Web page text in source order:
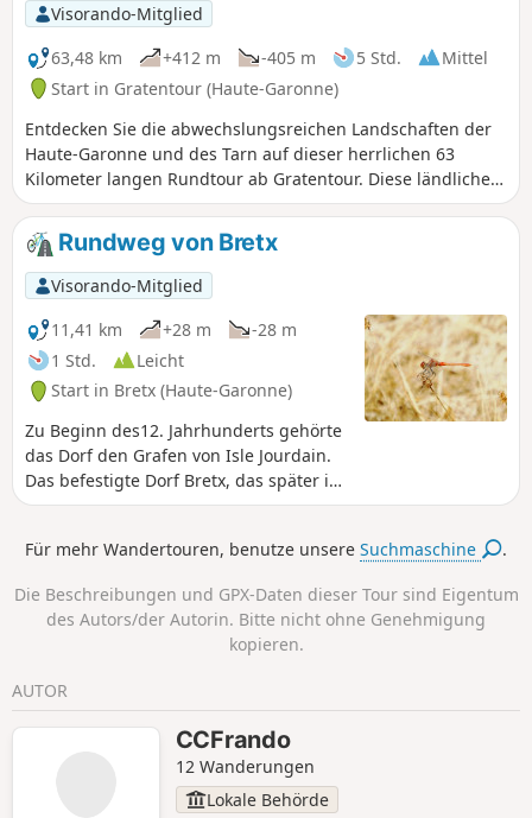
Visorando-Mitglied
63,48 km
+412 m -405 m 5 Std.
Mittel
Start in Gratentour (Haute-Garonne)
Entdecken Sie die abwechslungsreichen Landschaften der
Haute-Garonne und des Tarn auf dieser herrlichen 63
Kilometer langen Rundtour ab Gratentour. Diese ländliche
Route führt Sie durch Hügel, Felder und entlang von
Wasserläufen bis zur historischen Stadt Villemur-sur-Tarn,
bevor es durch die grüne Gegend von Buzet-sur-Tarn
wieder hinuntergeht. Ideal für Radtouristen, die
architektonisches Erbe und ländliche Panoramen suchen,
bietet diese Tour ein Konzentrat an Authentizität vor den
Toren von Toulouse.
Rundweg von Bretx
Visorando-Mitglied
11,41 km
+28 m
-28 m
1 Std.
Leicht
Start in Bretx (Haute-Garonne)
Zu Beginn des12. Jahrhunderts gehörte
das Dorf den Grafen von Isle Jourdain.
Das befestigte Dorf Bretx, das später in
den Besitz der Könige von Frankreich
verschiedener Lehnsherren: der Familie
Familie Le Mazuyer im18. Jahrhundert
und der Familie de Belbèze vor der
Revolution. Bretx erlebte im19.
Jahrhundert einen Aufschwung, von
dem die meisten Gebäude des Ortes
zeugen. Nach dem Niedergang im
letzten Jahrhundert erlebt das Dorf nun
einen neuen Aufschwung, da es neue
Einwohner willkommen heißt.
Für mehr Wandertouren, benutze unsereSuchmaschine .
Die Beschreibungen und GPX-Daten dieser Tour sind Eigentum
des Autors/der Autorin. Bitte nicht ohne Genehmigung
kopieren.
AUTOR
CCFrando
12 Wanderungen
Lokale Behörde